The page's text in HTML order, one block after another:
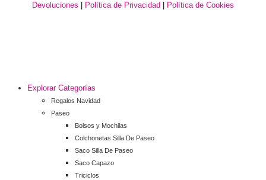
Devoluciones
Política de Privacidad Política de Cookies
Explorar Categorías
Regalos Navidad
Paseo
Bolsos y Mochilas
Colchonetas Silla De Paseo
Saco Silla De Paseo
Saco Capazo
Triciclos